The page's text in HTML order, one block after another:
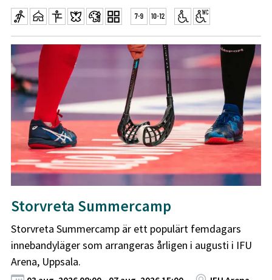
Storvreta Summercamp
Storvreta Summercamp är ett populärt femdagars
innebandyläger som arrangeras årligen i augusti i IFU
Arena, Uppsala.